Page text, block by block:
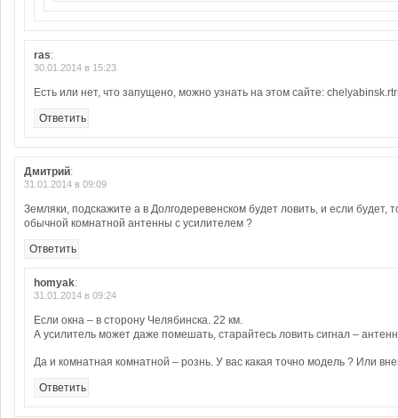
ras:
30.01.2014 в 15:23
Есть или нет, что запущено, можно узнать на этом сайте:
Ответить
Дмитрий:
31.01.2014 в 09:09
Земляки, подскажите а в Долгодеревенском будет ловить, и если будет,
обычной комнатной антенны с усилителем ?
Ответить
homyak:
31.01.2014 в 09:24
Если окна – в сторону Челябинска. 22 км.
А усилитель может даже помешать, старайтесь ловить сигнал –
Да и комнатная комнатной – рознь. У вас какая точно модель ? Или
Ответить